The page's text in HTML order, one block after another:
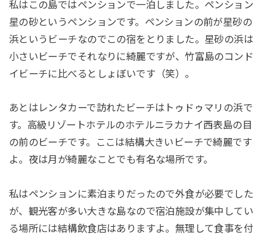
私はこの島ではペンションで一泊しました。ペンション
星の砂というペンションです。ペンションの前が星砂の
浜というビーチなのでこの宿をとりました。星砂の浜は
小さいビーチでそれなりに綺麗ですが、竹富島のコンド
イビーチに比べるとしょぼいです（笑）。
あとはレンタカーで訪れたビーチはトゥドゥマリの浜で
す。高級リゾートホテルのホテルニラカナイ西表島の目
の前のビーチです。ここは結構大きいビーチで綺麗です
よ。夜は月が綺麗なことでも有名な場所です。
私はペンションに素泊まりだったので外食が必要でした
が、観光客が多い大きな島なので宿泊施設が集中してい
る場所には結構飲食店はありますよ。無理して食事を付